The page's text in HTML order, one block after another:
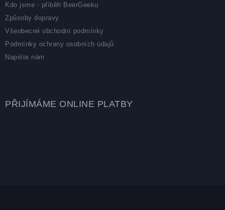
Kdo jsme - příběh BeerGeeku
Způsoby dopravy
Všeobecné obchodní podmínky
Podmínky ochrany osobních údajů
Napište nám
PŘIJÍMÁME ONLINE PLATBY